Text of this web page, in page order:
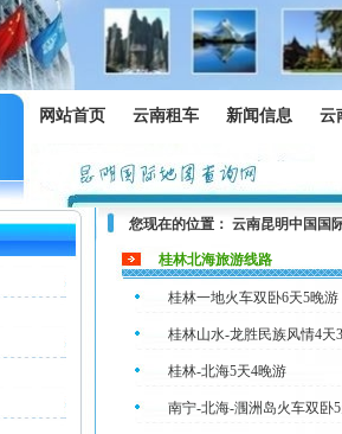
网站首页 云南租车 新闻信息 云
您现在的位置： 云南昆明中国国
桂林北海旅游线路
桂林一地火车双卧6天5晚
桂林山水-龙胜民族风情4天
桂林-北海5天4晚游
南宁-北海-涠洲岛火车双卧